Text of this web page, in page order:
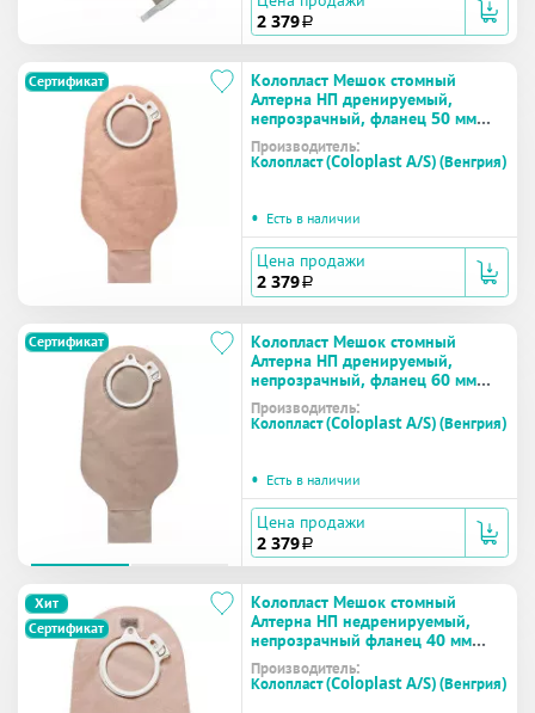
2 379 a
Сертификат
Колопласт Мешок стомный
Алтерна НП дренируемый,
непрозрачный, фланец 50 мм
(17621) №30
Производитель:
Колопласт (Coloplast A/S) (Венгрия)
• Есть в наличии
Цена продажи
2 379 a
Сертификат
Колопласт Мешок стомный
Алтерна НП дренируемый,
непрозрачный, фланец 60 мм
(17622) №30
Производитель:
Колопласт (Coloplast A/S) (Венгрия)
• Есть в наличии
Цена продажи
2 379 a
Хит
Сертификат
Колопласт Мешок стомный
Алтерна НП недренируемый,
непрозрачный фланец 40 мм
(17600) №30
Производитель:
Колопласт (Coloplast A/S) (Венгрия)